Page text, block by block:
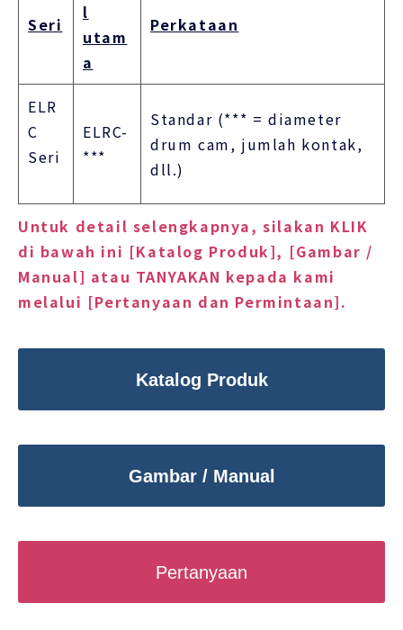
Seri
l
utam
a
Perkataan
ELR
C
Seri
ELRC-
***
Standar (*** = diameter
drum cam, jumlah kontak,
dll.)
Untuk detail selengkapnya, silakan KLIK
di bawah ini [Katalog Produk], [Gambar /
Manual] atau TANYAKAN kepada kami
melalui [Pertanyaan dan Permintaan].
Katalog Produk
Gambar / Manual
Pertanyaan